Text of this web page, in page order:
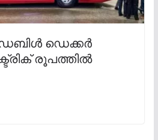
ഡെക്കർ
രൂപത്തിൽ